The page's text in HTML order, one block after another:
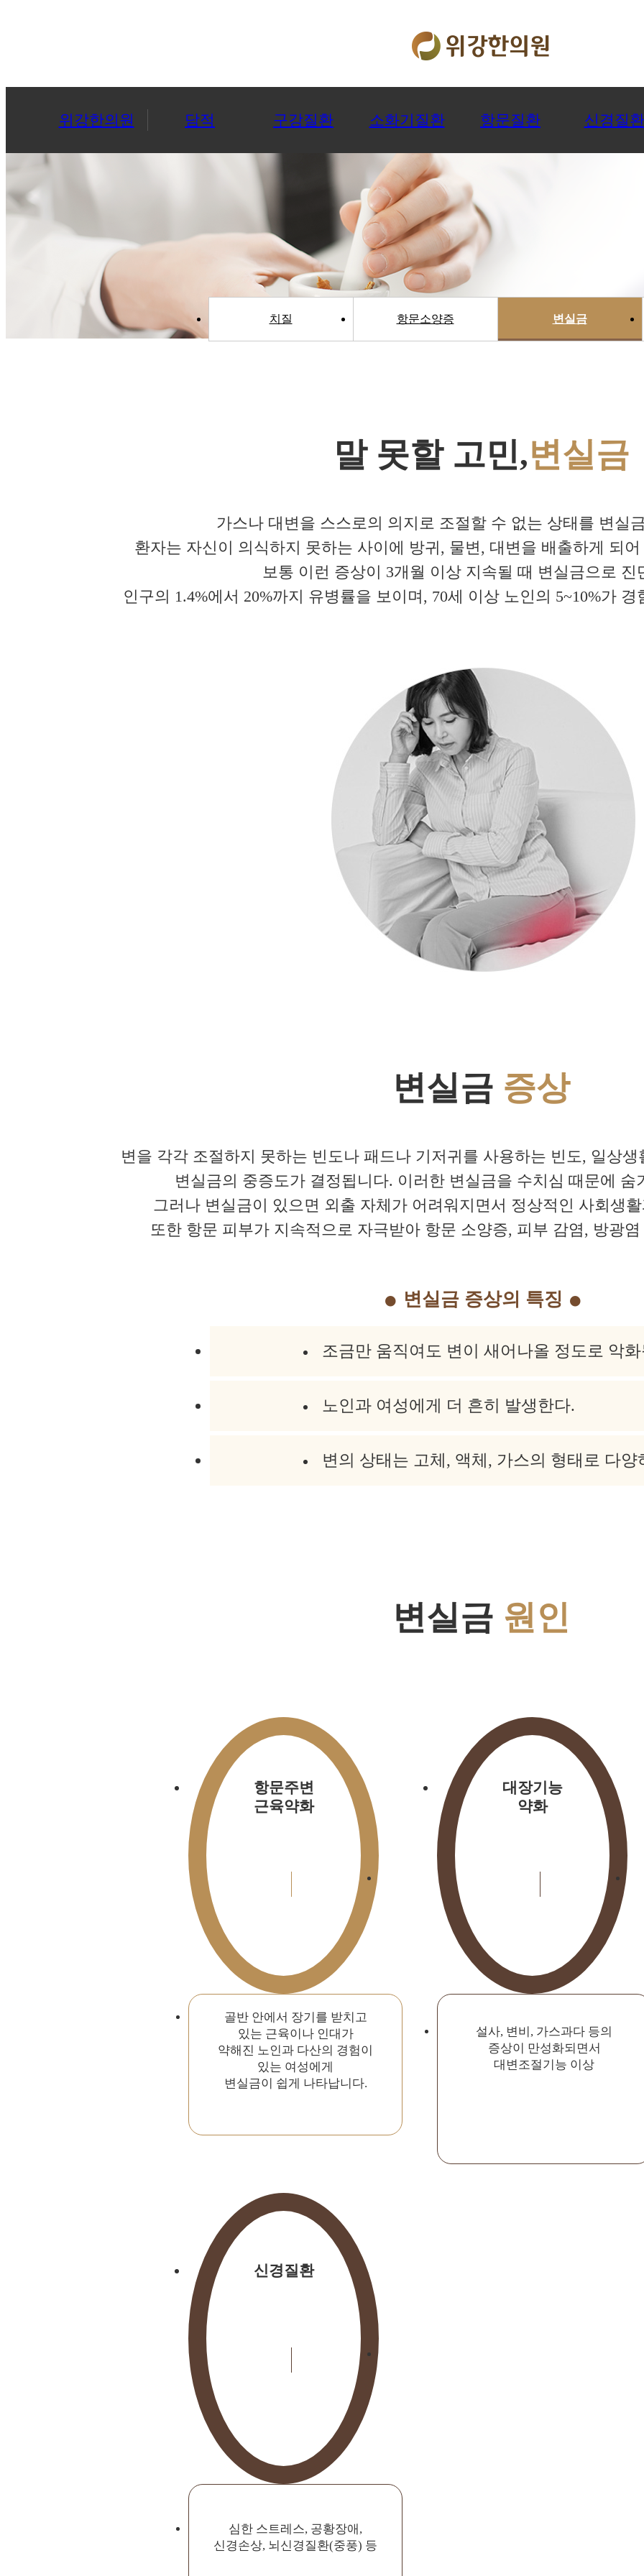
위강한의원 담적 구강질환 소화기질환 항문질환 신경질환
치질 항문소양증 변실금
말 못할 고민,변실금
가스나 대변을 스스로의 의지로 조절할 수 없는 상태를 변실
환자는 자신이 의식하지 못하는 사이에 방귀, 물변, 대변을 배출하게 되
보통 이런 증상이 3개월 이상 지속될 때 변실금으로 진
인구의 1.4%에서 20%까지 유병률을 보이며, 70세 이상 노인의 5~10%가
변실금 증상
변을 각각 조절하지 못하는 빈도나 패드나 기저귀를 사용하는 빈도, 일상
변실금의 중증도가 결정됩니다. 이러한 변실금을 수치심 때문에 숨
그러나 변실금이 있으면 외출 자체가 어려워지면서 정상적인 사회생
또한 항문 피부가 지속적으로 자극받아 항문 소양증, 피부 감염, 방광
변실금 증상의 특징
조금만 움직여도 변이 새어나올 정도로 악
노인과 여성에게 더 흔히 발생한다.
변의 상태는 고체, 액체, 가스의 형태로 다양
변실금 원인
항문주변
근육약화
골반 안에서 장기를 받치고
있는 근육이나 인대가
약해진 노인과 다산의 경험이
있는 여성에게
변실금이 쉽게 나타납니다.
대장기능
약화
설사, 변비, 가스과다 등의
증상이 만성화되면서
대변조절기능 이상
신경질환
심한 스트레스, 공황장애,
신경손상, 뇌신경질환(중풍) 등